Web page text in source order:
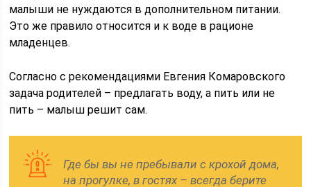
малыши не нуждаются в дополнительном питании.
Это же правило относится и к воде в рационе
младенцев.
Согласно с рекомендациями Евгения Комаровского
задача родителей – предлагать воду, а пить или не
пить – малыш решит сам.
Где бы вы не пребывали с крохой дома,
на прогулке, в гостях – всегда берите